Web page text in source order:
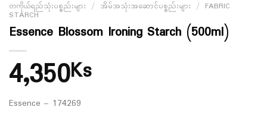
တကိုယ်ရည်သုံးပစ္စည်းများ / အိမ်အသုံးအဆောင်ပစ္စည်းများ / FABRIC
STARCH
Essence Blossom Ironing Starch (500ml)
4,350Ks
Essence – 174269